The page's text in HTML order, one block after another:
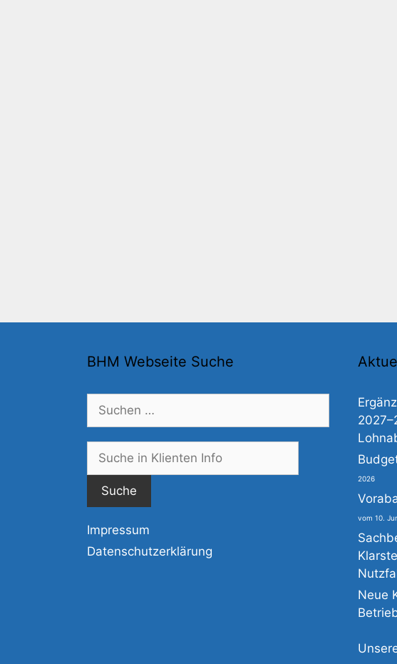
BHM Webseite Suche
nach:
Impressum
Datenschutzerklärung
2026
10.
Neue